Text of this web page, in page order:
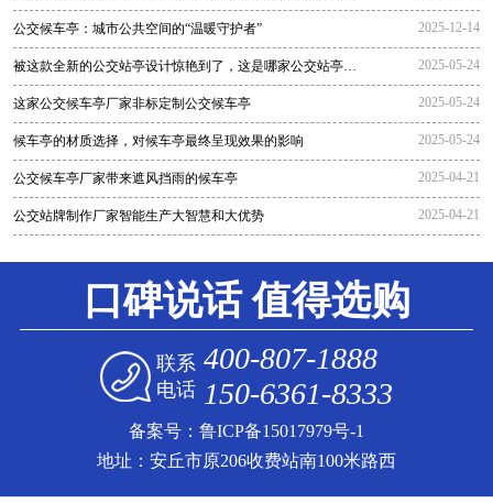
程
公交候车亭：城市公共空间的“温暖守护者” 2025-12-14
被这款全新的公交站亭设计惊艳到了，这是哪家公交站亭生
产厂家生
2025-05-24
这家公交候车亭厂家非标定制公交候车亭 2025-05-24
候车亭的材质选择，对候车亭最终呈现效果的影响 2025-05-24
公交候车亭厂家带来遮风挡雨的候车亭 2025-04-21
公交站牌制作厂家智能生产大智慧和大优势 2025-04-21
口碑说话 值得选购
联系
电话
400-807-1888
150-6361-8333
备案号： 鲁ICP备15017979号-1
地址：安丘市原206收费站南100米路西